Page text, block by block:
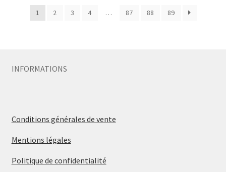
1 2 3 4 … 87 88 89
INFORMATIONS
Conditions générales de vente
Mentions légales
Politique de confidentialité